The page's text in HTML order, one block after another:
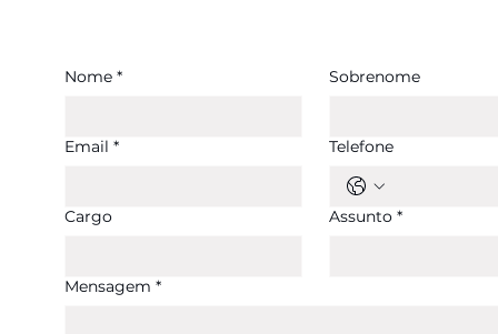
Nome * Sobrenome
Email * Telefone
Cargo Assunto *
Mensagem *